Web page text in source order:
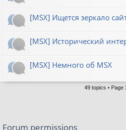
[MSX] Ищется зеркало
[MSX] Исторический
[MSX] Немного об MSX
49 topics • Page
Forum permissions